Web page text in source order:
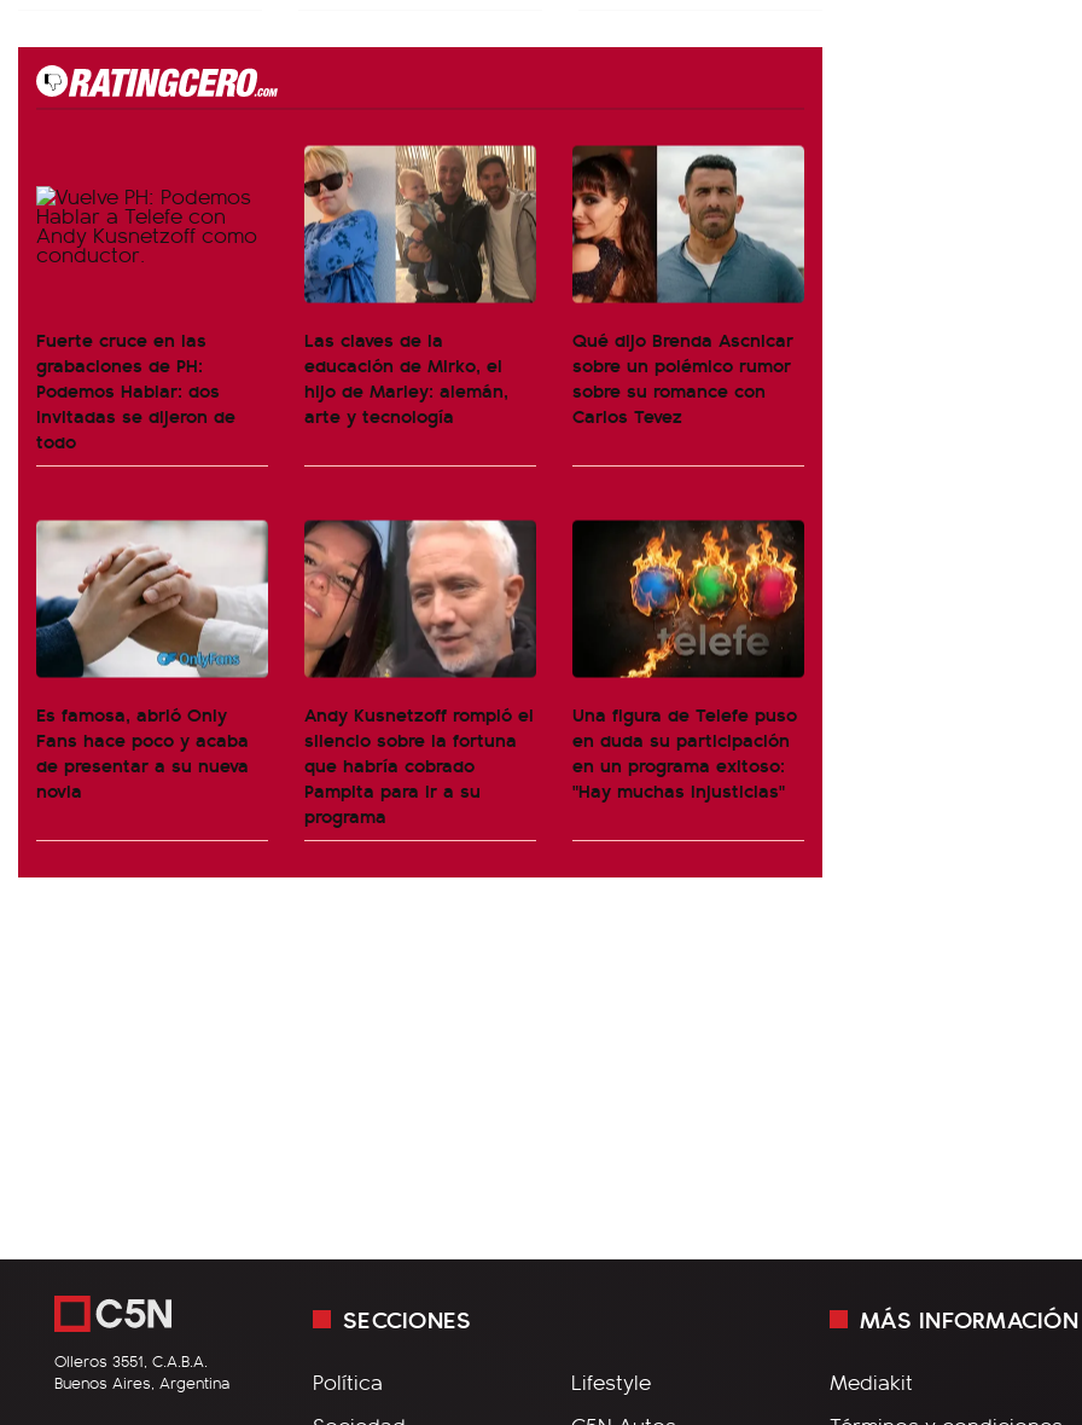
Fuerte cruce en las
grabaciones de PH:
Podemos Hablar: dos
invitadas se dijeron de
todo
Las claves de la
educación de Mirko, el
hijo de Marley: alemán,
arte y tecnología
Qué dijo Brenda Ascnicar
sobre un polémico rumor
sobre su romance con
Carlos Tevez
Es famosa, abrió Only
Fans hace poco y acaba
de presentar a su nueva
novia
Andy Kusnetzoff rompió el
silencio sobre la fortuna
que habría cobrado
Pampita para ir a su
programa
Una figura de Telefe puso
en duda su participación
en un programa exitoso:
"Hay muchas injusticias"
Olleros 3551, C.A.B.A.
Buenos Aires, Argentina
SECCIONES
Política
Lifestyle
MÁS INFORMACIÓN
Mediakit